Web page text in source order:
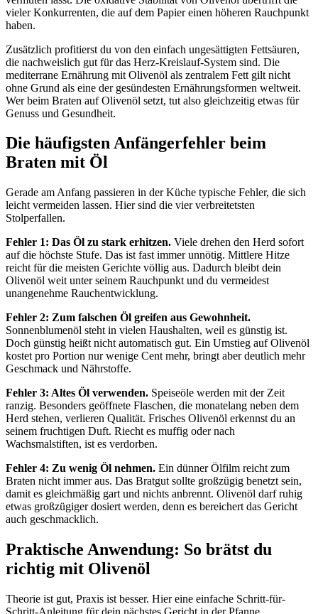
vieler Konkurrenten, die auf dem Papier einen höheren Rauchpunkt
haben.
Zusätzlich profitierst du von den einfach ungesättigten Fettsäuren,
die nachweislich gut für das Herz-Kreislauf-System sind. Die
mediterrane Ernährung mit Olivenöl als zentralem Fett gilt nicht
ohne Grund als eine der gesündesten Ernährungsformen weltweit.
Wer beim Braten auf Olivenöl setzt, tut also gleichzeitig etwas für
Genuss und Gesundheit.
Die häufigsten Anfängerfehler beim
Braten mit Öl
Gerade am Anfang passieren in der Küche typische Fehler, die sich
leicht vermeiden lassen. Hier sind die vier verbreitetsten
Stolperfallen.
Fehler 1: Das Öl zu stark erhitzen. Viele drehen den Herd sofort
auf die höchste Stufe. Das ist fast immer unnötig. Mittlere Hitze
reicht für die meisten Gerichte völlig aus. Dadurch bleibt dein
Olivenöl weit unter seinem Rauchpunkt und du vermeidest
unangenehme Rauchentwicklung.
Fehler 2: Zum falschen Öl greifen aus Gewohnheit.
Sonnenblumenöl steht in vielen Haushalten, weil es günstig ist.
Doch günstig heißt nicht automatisch gut. Ein Umstieg auf Olivenöl
kostet pro Portion nur wenige Cent mehr, bringt aber deutlich mehr
Geschmack und Nährstoffe.
Fehler 3: Altes Öl verwenden. Speiseöle werden mit der Zeit
ranzig. Besonders geöffnete Flaschen, die monatelang neben dem
Herd stehen, verlieren Qualität. Frisches Olivenöl erkennst du an
seinem fruchtigen Duft. Riecht es muffig oder nach
Wachsmalstiften, ist es verdorben.
Fehler 4: Zu wenig Öl nehmen. Ein dünner Ölfilm reicht zum
Braten nicht immer aus. Das Bratgut sollte großzügig benetzt sein,
damit es gleichmäßig gart und nichts anbrennt. Olivenöl darf ruhig
etwas großzügiger dosiert werden, denn es bereichert das Gericht
auch geschmacklich.
Praktische Anwendung: So brätst du
richtig mit Olivenöl
Theorie ist gut, Praxis ist besser. Hier eine einfache Schritt-für-